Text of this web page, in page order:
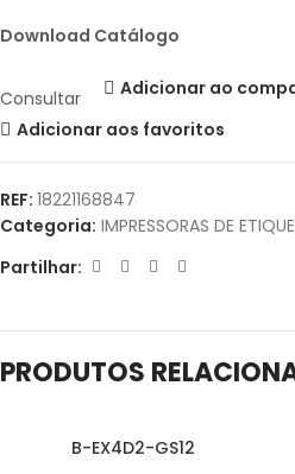
Download Catálogo
Consultar
Adicionar ao
Adicionar aos favoritos
REF: 18221168847
Categoria: IMPRESSORAS DE
Partilhar:
PRODUTOS
B-EX4D2-GS12